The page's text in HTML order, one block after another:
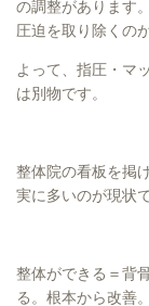
の調整があります
圧迫を取り除くの
よって、指圧・マ
は別物です。
整体院の看板を掲
実に多いのが現状で
整体ができる＝背
る。根本から改善